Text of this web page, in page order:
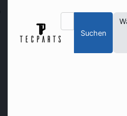
Suchen